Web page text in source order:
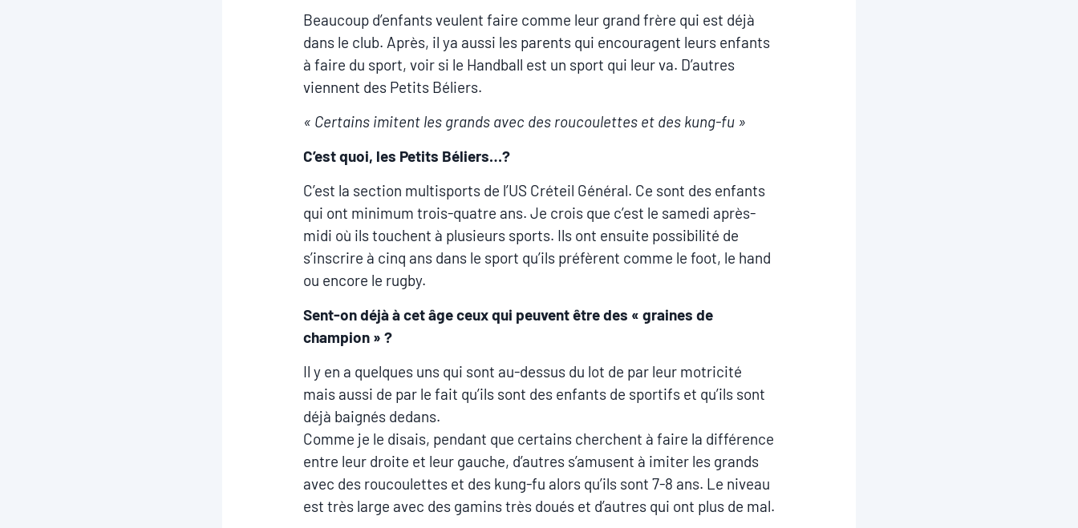
Beaucoup d’enfants veulent faire comme leur grand frère qui est déjà
dans le club. Après, il ya aussi les parents qui encouragent leurs enfants
à faire du sport, voir si le Handball est un sport qui leur va. D’autres
viennent des Petits Béliers.
« Certains imitent les grands avec des roucoulettes et des kung-fu »
C’est quoi, les Petits Béliers…?
C’est la section multisports de l’US Créteil Général. Ce sont des enfants
qui ont minimum trois-quatre ans. Je crois que c’est le samedi après-
midi où ils touchent à plusieurs sports. Ils ont ensuite possibilité de
s’inscrire à cinq ans dans le sport qu’ils préfèrent comme le foot, le hand
ou encore le rugby.
Sent-on déjà à cet âge ceux qui peuvent être des « graines de
champion » ?
Il y en a quelques uns qui sont au-dessus du lot de par leur motricité
mais aussi de par le fait qu’ils sont des enfants de sportifs et qu’ils sont
déjà baignés dedans.
Comme je le disais, pendant que certains cherchent à faire la différence
entre leur droite et leur gauche, d’autres s’amusent à imiter les grands
avec des roucoulettes et des kung-fu alors qu’ils sont 7-8 ans. Le niveau
est très large avec des gamins très doués et d’autres qui ont plus de mal.